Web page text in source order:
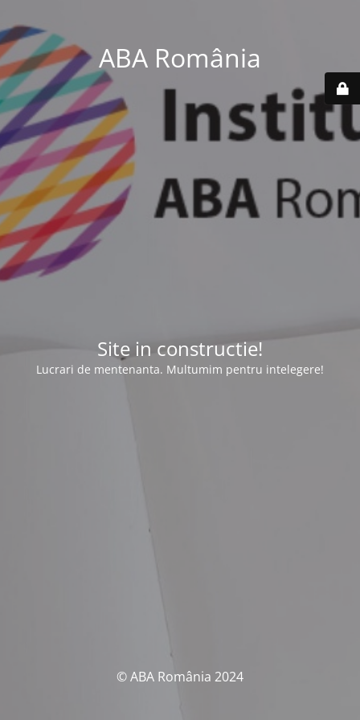
ABA România
Site in constructie!
Lucrari de mentenanta. Multumim pentru intelegere!
© ABA România 2024